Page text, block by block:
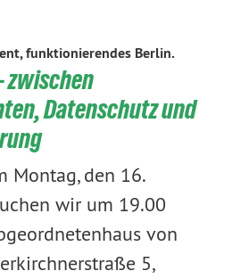
funktionierendes Berlin.
zwischen
Datenschutz und
Montag, den 16.
wir um 19.00
von
5,